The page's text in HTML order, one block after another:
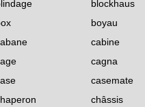
blockhaus
boyau
cabine
cagna
casemate
châssis